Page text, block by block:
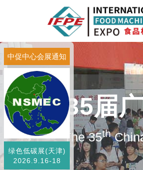
第35届
The 35th
中促中心会展通知
绿色低碳展(天津)
2026.9.16-18